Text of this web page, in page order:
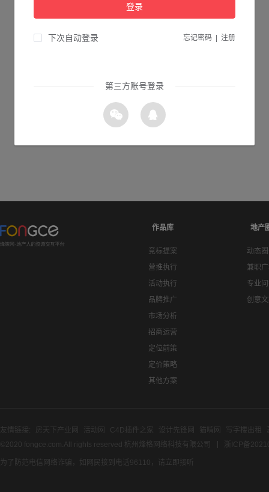
作品库
竞标提案
营推执行
活动执行
品牌推广
市场分析
招商运营
定位前策
定价策略
其他方案
地产
动态
兼职
专业
创意
友情链接: 房天下产业网 活动网 C4D插件之家 设计先锋网 猫啃网 写字楼出租
©2020 fongce.com.All rights reserved 杭州烽格网络科技有限公司
浙ICP备
为了防范电信网络诈骗，如网民接到电话96110，请立即接听
登录
下次自动登录 忘记密码 注册
第三方账号登录